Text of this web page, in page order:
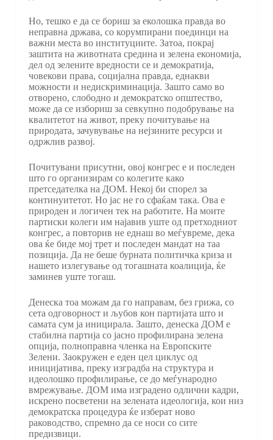
Но, тешко е да се бориш за еколошка правда во
неправна држава, со корумпирани поединци на
важни места во институциите. Затоа, покрај
заштита на животната средина и зелена економија,
дел од зелените вредности се и демократија,
човекови права, социјална правда, еднакви
можности и недискриминација. Зашто само во
отворено, слободно и демократско општество,
може да се избориш за севкупно подобрување на
квалитетот на живот, преку почитување на
природата, зачувување на нејзините ресурси и
одржлив развој.
Почитувани присутни, овој конгрес е и последен
што го организирам со колегите како
претседателка на ДОМ. Некој би спорел за
континуитетот. Но јас не го сфаќам така. Ова е
природен и логичен тек на работите. На моите
партиски колеги им најавив уште од претходниот
конгрес, а повторив не еднаш во меѓувреме, дека
ова ќе биде мој трет и последен мандат на таа
позиција. Да не беше бурната политичка криза и
нашето излегување од тогашната коалиција, ќе
заминев уште тогаш.
Денеска тоа можам да го направам, без грижа, со
сета одговорност и љубов кон партијата што и
самата сум ја иницирала. Зашто, денеска ДОМ е
стабилна партија со јасно профилирана зелена
опција, полноправна членка на Европските
Зелени. Заокружен е еден цел циклус од
иницијатива, преку изградба на структура и
идеолошко профилирање, се до меѓународно
вмрежување. ДОМ има изградено одлични кадри,
искрено посветени на зелената идеологија, кои низ
демократска процедура ќе изберат ново
раководство, спремно да се носи со сите
предизвици.